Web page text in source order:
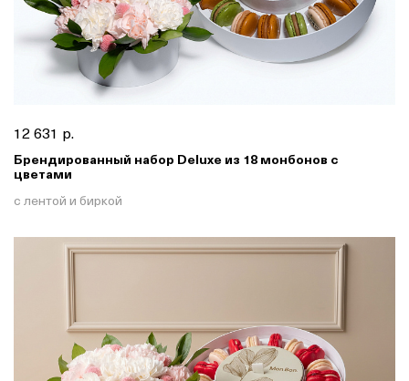
12 631 р.
Брендированный набор Deluxe из 18 монбонов с
цветами
с лентой и биркой